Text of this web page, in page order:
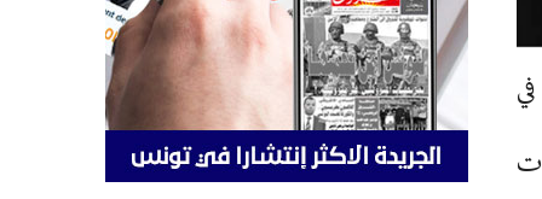
ما لا يقل عن 5 طلقات